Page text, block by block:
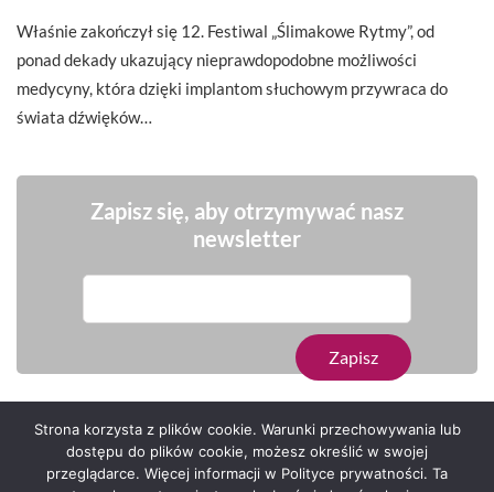
Właśnie zakończył się 12. Festiwal „Ślimakowe Rytmy”, od
ponad dekady ukazujący nieprawdopodobne możliwości
medycyny, która dzięki implantom słuchowym przywraca do
świata dźwięków…
Zapisz się, aby otrzymywać nasz
newsletter
Serwis zaprojektował Grzegorz Sztank .
Strona korzysta z plików cookie. Warunki przechowywania lub
dostępu do plików cookie, możesz określić w swojej
przeglądarce. Więcej informacji w Polityce prywatności. Ta